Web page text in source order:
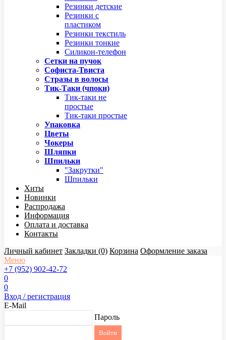
Резинки детские
Резинки с
пластиком
Резинки текстиль
Резинки тонкие
Силикон-телефон
Сетки на пучок
Софиста-Твиста
Стразы в волосы
Тик-Таки (чпоки)
Тик-таки не
простые
Тик-таки простые
Упаковка
Цветы
Чокеры
Шляпки
Шпильки
"Закрутки"
Шпильки
Хиты
Новинки
Распродажа
Информация
Оплата и доставка
Контакты
Личный кабинет Закладки (0) Корзина Оформление заказа
Меню
+7 (952) 902-42-72
0
0
Вход / регистрация
E-Mail
Пароль